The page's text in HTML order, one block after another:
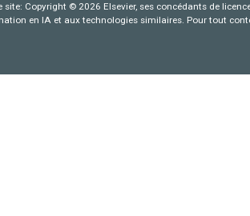
site: Copyright © 2026 Elsevier, ses concédants de
en IA et aux technologies similaires. Pour tout